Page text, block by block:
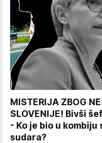
MISTERIJA ZBOG
SLOVENIJE! Bivši
- Ko je bio u
sudara?